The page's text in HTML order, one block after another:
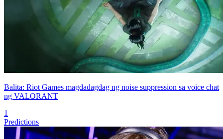
Balita: Riot Games magdadagdag ng noise suppression sa voice chat
ng VALORANT
1
Predictions